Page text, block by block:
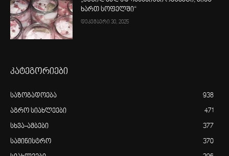
ხართ სოფელში“
დეკემბერი 30, 2025
კატეგორიები
საზოგადოება 938
აგრო სიახლეები 471
სხვა-ამბები 377
სამინისტრო 370